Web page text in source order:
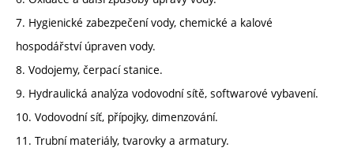
7. Hygienické zabezpečení vody, chemické a kalové
hospodářství úpraven vody.
8. Vodojemy, čerpací stanice.
9. Hydraulická analýza vodovodní sítě, softwarové vybavení.
10. Vodovodní síť, přípojky, dimenzování.
11. Trubní materiály, tvarovky a armatury.